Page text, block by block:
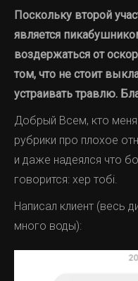
Поскольку второй
является
воздержаться от
том, что не стоит
устраивать травлю.
Добрый Всем, кто
рубрики про плохое
и даже надеялся что
говорится: хер тобi.
Написал клиент (весь
много воды):